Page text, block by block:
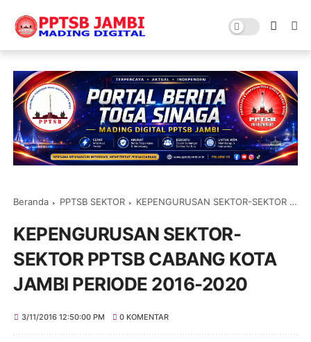
Beranda PPTSB SEKTOR KEPENGURUSAN SEKTOR-SEKTOR PPTSB CABANG KOTA JAMBI PERIODE 2016-2020
KEPENGURUSAN SEKTOR-
SEKTOR PPTSB CABANG KOTA
JAMBI PERIODE 2016-2020
3/11/2016 12:50:00 PM 0 KOMENTAR